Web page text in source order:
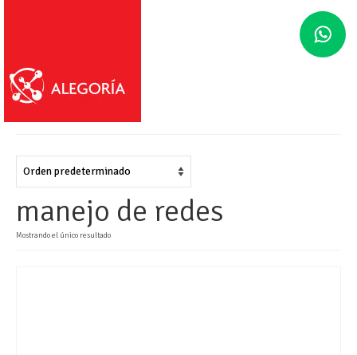
manejo de redes
Mostrando el único resultado